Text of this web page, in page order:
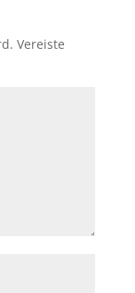
Vereiste